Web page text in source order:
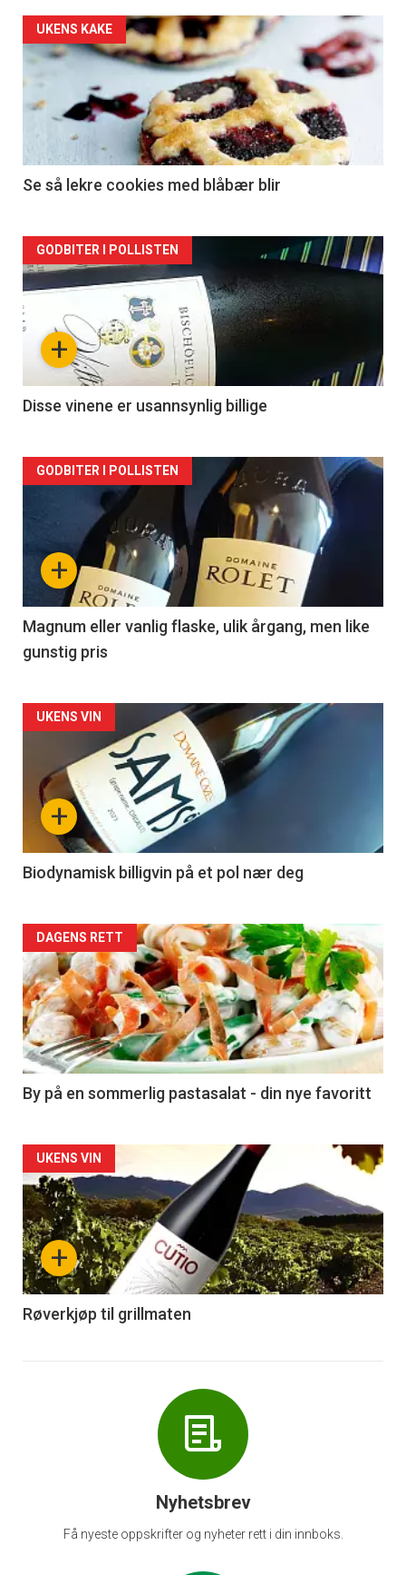
UKENS KAKE
Se så lekre cookies med blåbær blir
Forsiden
akkurat
nå
2
+
GODBITER I POLLISTEN
Disse vinene er usannsynlig billige
Forsiden
akkurat
nå
3
+
GODBITER I POLLISTEN
Magnum eller vanlig flaske, ulik årgang, men like
gunstig pris
Forsiden
akkurat
nå
4
+
UKENS VIN
Biodynamisk billigvin på et pol nær deg
Forsiden
akkurat
nå
-
5
DAGENS RETT
By på en sommerlig pastasalat - din nye favoritt
Forsiden
akkurat
nå
-
6
+
UKENS VIN
Røverkjøp til grillmaten
Nyhetsbrev
Få nyeste oppskrifter og nyheter rett i din innboks.